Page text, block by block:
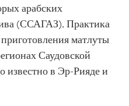
арабских
(ССАГАЗ). Практика
матлуты
Саудовской
известно в Эр-Рияде и